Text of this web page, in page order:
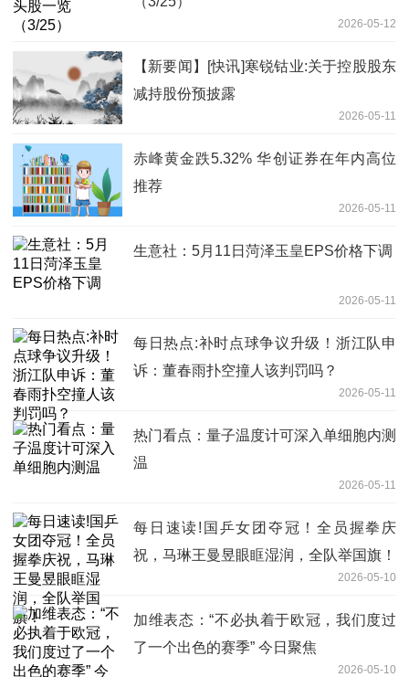
2026-05-12
【新要闻】[快讯]寒锐钴业:关于控股股东
减持股份预披露
2026-05-11
赤峰黄金跌5.32% 华创证券在年内高位
推荐
2026-05-11
生意社：5月11日菏泽玉皇EPS价格下调
2026-05-11
每日热点:补时点球争议升级！浙江队申
诉：董春雨扑空撞人该判罚吗？
2026-05-11
热门看点：量子温度计可深入单细胞内测
温
2026-05-11
每日速读!国乒女团夺冠！全员握拳庆
祝，马琳王曼昱眼眶湿润，全队举国旗！
2026-05-10
加维表态：“不必执着于欧冠，我们度过
了一个出色的赛季” 今日聚焦
2026-05-10